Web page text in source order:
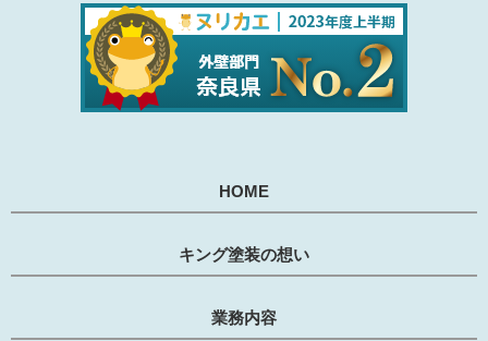
HOME
キング塗装の想い
業務内容